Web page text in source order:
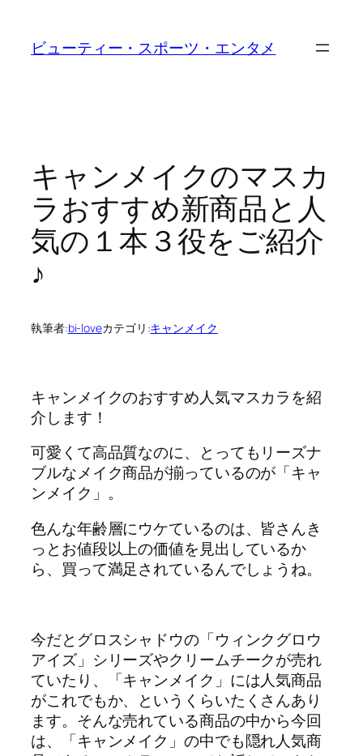
ビューティー・スポーツ・エンタメ
キャンメイクのマスカ
ラおすすめ新商品と人
気の１本３役をご紹介
♪
執筆者:bi-loveカテゴリ:キャンメイク
キャンメイクのおすすめ人気マスカラを紹
介します！
可愛くて高品質なのに、とってもリーズナ
ブルなメイク商品が揃っているのが「キャ
ンメイク」。
色んな年齢層にウケているのは、皆さんき
っとお値段以上の価値を見出しているか
ら、買って満足されているんでしょうね。
今だとグロスシャドウの「ウィンクグロウ
アイズ」シリーズやクリームチークが売れ
ていたり、「キャンメイク」には人気商品
がこれでもか、というくらいたくさんあり
ます。そんな売れている商品の中から今回
は、「キャンメイク」の中でも隠れ人気商